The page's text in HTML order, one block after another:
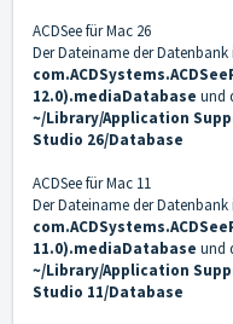
ACDSee für Mac 26
Der Dateiname der Datenbank
12.0).mediaDatabase und
~/Library/Application
Studio 26/Database
ACDSee für Mac 11
Der Dateiname der Datenbank
11.0).mediaDatabase und
~/Library/Application
Studio 11/Database